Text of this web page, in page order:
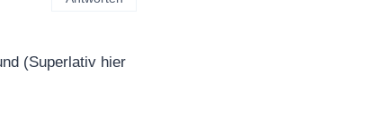
(Superlativ hier